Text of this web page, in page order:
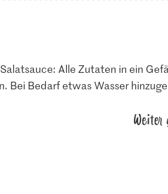
Alle Zutaten in ein
Bei Bedarf etwas Wasser
Weiter